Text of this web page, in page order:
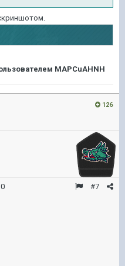
MAPCuAHNH
126
#7